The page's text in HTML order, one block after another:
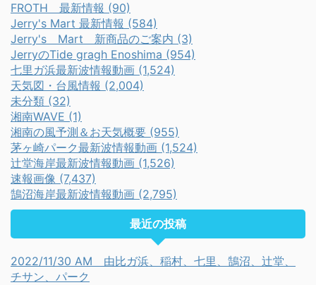
FROTH 最新情報 (90)
Jerry's Mart 最新情報 (584)
Jerry's Mart 新商品のご案内 (3)
JerryのTide gragh Enoshima (954)
七里ガ浜最新波情報動画 (1,524)
天気図・台風情報 (2,004)
未分類 (32)
湘南WAVE (1)
湘南の風予測＆お天気概要 (955)
茅ヶ崎パーク最新波情報動画 (1,524)
辻堂海岸最新波情報動画 (1,526)
速報画像 (7,437)
鵠沼海岸最新波情報動画 (2,795)
最近の投稿
2022/11/30 AM 由比ガ浜、稲村、七里、鵠沼、辻堂、
チサン、パーク